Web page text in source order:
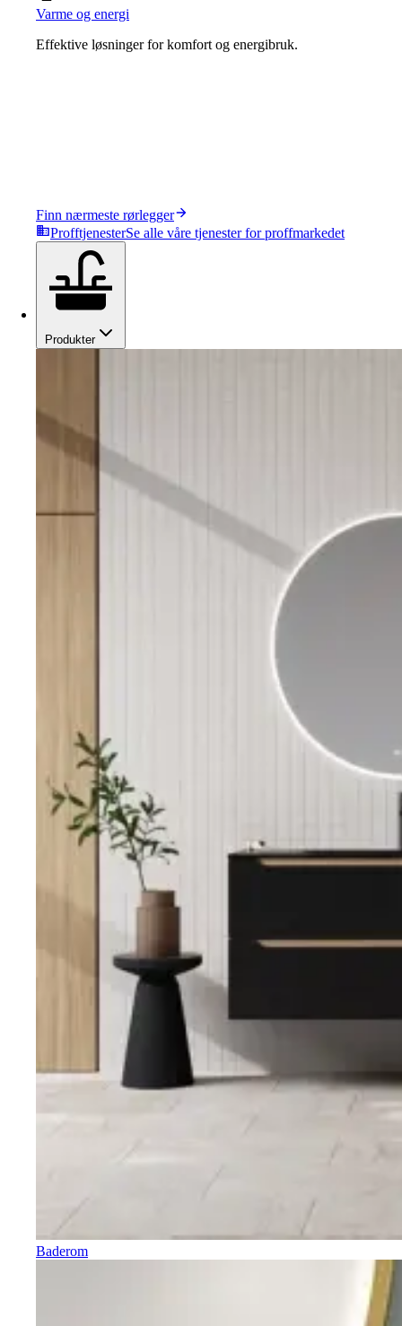
Varme og energi
Effektive løsninger for komfort og energibruk.
Finn nærmeste rørlegger
ProfftjenesterSe alle våre tjenester for proffmarkedet
Produkter
Baderom